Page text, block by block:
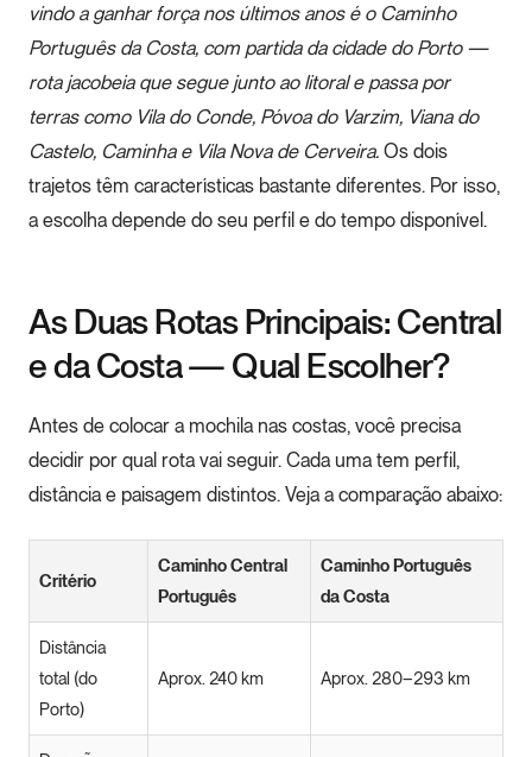
vindo a ganhar força nos últimos anos é o Caminho
Português da Costa, com partida da cidade do Porto —
rota jacobeia que segue junto ao litoral e passa por
terras como Vila do Conde, Póvoa do Varzim, Viana do
Castelo, Caminha e Vila Nova de Cerveira. Os dois
trajetos têm características bastante diferentes. Por isso,
a escolha depende do seu perfil e do tempo disponível.
As Duas Rotas Principais: Central
e da Costa — Qual Escolher?
Antes de colocar a mochila nas costas, você precisa
decidir por qual rota vai seguir. Cada uma tem perfil,
distância e paisagem distintos. Veja a comparação abaixo:
Critério
Caminho Central
Português
Caminho Português
da Costa
Distância
total (do
Porto)
Aprox. 240 km Aprox. 280–293 km